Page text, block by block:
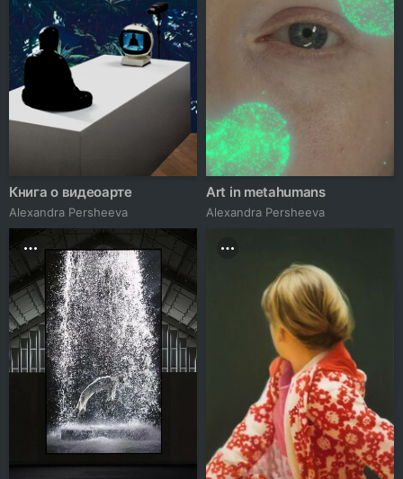
Книга о видеоарте
Alexandra Persheeva
Art in metahumans
Alexandra Persheeva